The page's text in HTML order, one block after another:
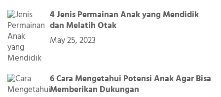
4 Jenis Permainan Anak yang Mendidik
dan Melatih Otak
May 25, 2023
6 Cara Mengetahui Potensi Anak Agar Bisa
Memberikan Dukungan